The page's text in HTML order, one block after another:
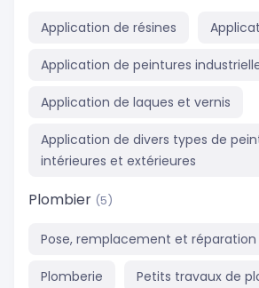
Application de résines
Application de peintures
Application de laques et vernis
Application de divers types de
intérieures et extérieures
Plombier (5)
Pose, remplacement et
Plomberie Petits travaux de